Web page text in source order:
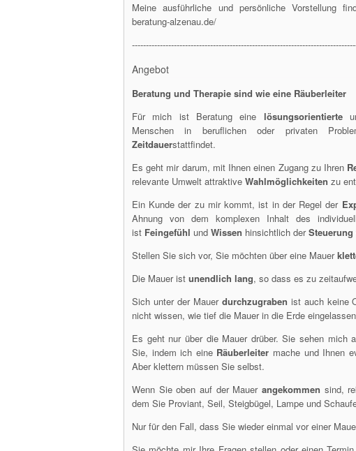
Meine ausführliche und persönliche Vorstellung
beratung-alzenau.de/
Angebot
Beratung und Therapie sind wie eine Räuberleiter
Für mich ist Beratung eine lösungsorientierte
Menschen in beruflichen oder privaten
Zeitdauerstattfindet.
Es geht mir darum, mit Ihnen einen Zugang zu Ihren
relevante Umwelt attraktive Wahlmöglichkeiten zu
Ein Kunde der zu mir kommt, ist in der Regel der
Ahnung von dem komplexen Inhalt des
ist Feingefühl und Wissen hinsichtlich derSteuerung
Stellen Sie sich vor, Sie möchten über eine Mauer
Die Mauer ist unendlich lang, so dass es zu
Sich unter der Mauer durchzugraben ist auch keine
nicht wissen, wie tief die Mauer in die Erde
Es geht nur über die Mauer drüber. Sie sehen mich
Sie, indem ich eine Räuberleiter mache und Ihnen
Aber klettern müssen Sie selbst.
Wenn Sie oben auf der Mauer angekommen sind,
dem Sie Proviant, Seil, Steigbügel, Lampe und
Nur für den Fall, dass Sie wieder einmal vor einer